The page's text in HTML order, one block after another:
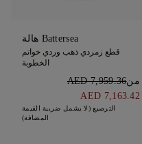
Battersea هالة
قطع زمردي ذهب وردي خواتم
الخطوبة
منAED 7,959.36
AED 7,163.42
الترصيع (لا يشمل ضريبة القيمة
المضافة)